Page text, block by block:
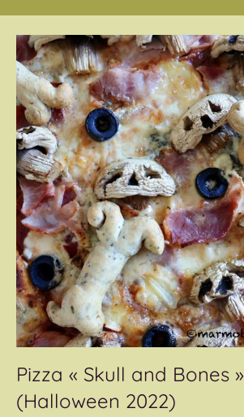
Pizza « Skull and Bones »
(Halloween 2022)